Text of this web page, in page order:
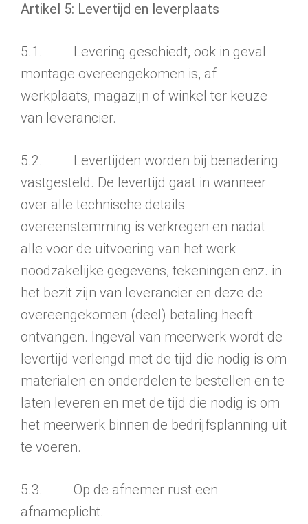
Artikel 5: Levertijd en leverplaats
5.1. Levering geschiedt, ook in geval
montage overeengekomen is, af
werkplaats, magazijn of winkel ter keuze
van leveran­cier.
5.2. Levertijden worden bij benadering
vastgesteld. De levertijd gaat in wanneer
over alle technische details
overeenstemming is verkregen en nadat
alle voor de uitvoering van het werk
noodzakelijke gegevens, tekeningen enz. in
het bezit zijn van leveran­cier en deze de
overeengekomen (deel) betaling heeft
ontvangen. Ingeval van meerwerk wordt de
levertijd verlengd met de tijd die nodig is om
materialen en onderdelen te bestellen en te
laten leveren en met de tijd die nodig is om
het meerwerk binnen de bedrijfsplan­ning uit
te voeren.
5.3. Op de afnemer rust een
afnameplicht.